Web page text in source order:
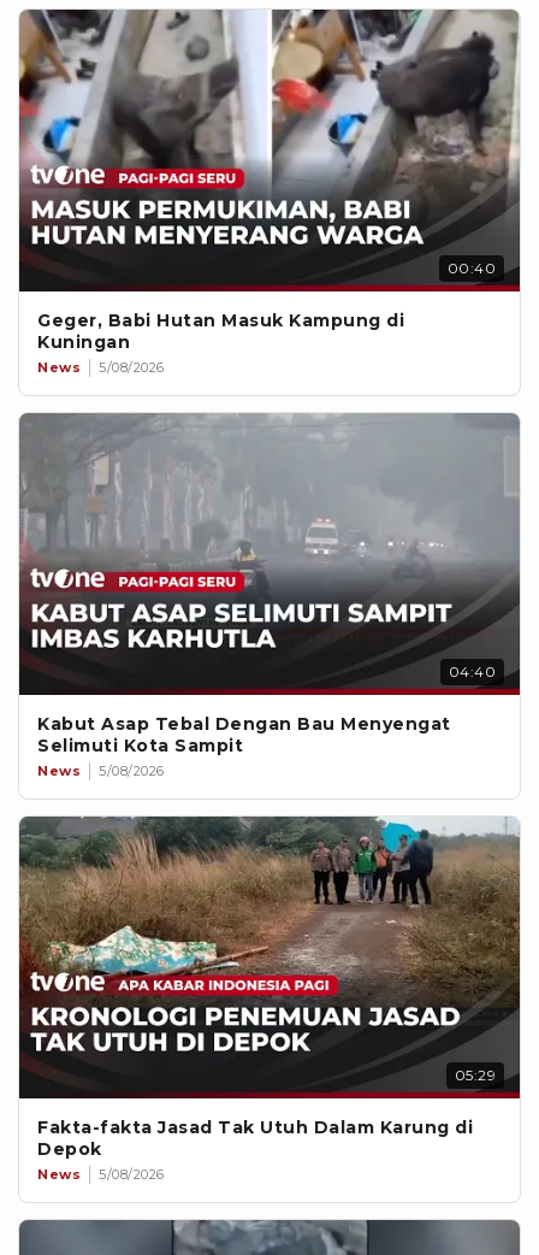
00:40
Geger, Babi Hutan Masuk Kampung di
Kuningan
News 5/08/2026
04:40
Kabut Asap Tebal Dengan Bau Menyengat
Selimuti Kota Sampit
News 5/08/2026
05:29
Fakta-fakta Jasad Tak Utuh Dalam Karung di
Depok
News 5/08/2026